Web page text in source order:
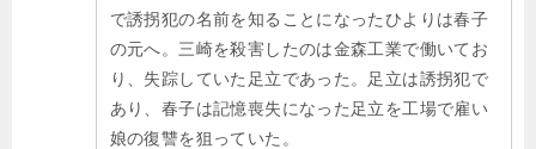
で誘拐犯の名前を知ることになったひよりは春子
の元へ。三崎を殺害したのは金森工業で働いてお
り、失踪していた足立であった。足立は誘拐犯で
あり、春子は記憶喪失になった足立を工場で雇い
娘の復讐を狙っていた。